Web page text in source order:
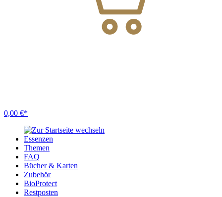
0,00 €*
Essenzen
Themen
FAQ
Bücher & Karten
Zubehör
BioProtect
Restposten